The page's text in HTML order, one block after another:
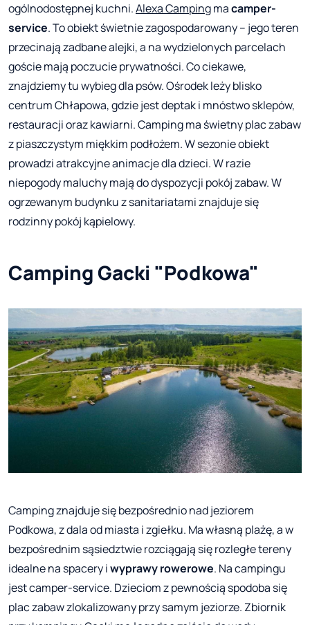
ogólnodostępnej kuchni.Alexa Campingmacamper-
service. To obiekt świetnie zagospodarowany – jego teren
przecinają zadbane alejki, a na wydzielonych parcelach
goście mają poczucie prywatności. Co ciekawe,
znajdziemy tu wybieg dla psów. Ośrodek leży blisko
centrum Chłapowa, gdzie jest deptak i mnóstwo sklepów,
restauracji oraz kawiarni. Camping ma świetny plac zabaw
z piaszczystym miękkim podłożem. W sezonie obiekt
prowadzi atrakcyjne animacje dla dzieci. W razie
niepogody maluchy mają do dyspozycji pokój zabaw. W
ogrzewanym budynku z sanitariatami znajduje się
rodzinny pokój kąpielowy.
Camping Gacki "Podkowa"
Camping znajduje się bezpośrednio nad jeziorem
Podkowa, z dala od miasta i zgiełku. Ma własną plażę, a w
bezpośrednim sąsiedztwie rozciągają się rozległe tereny
idealne na spacery iwyprawy rowerowe. Na campingu
jest camper-service. Dzieciom z pewnością spodoba się
plac zabaw zlokalizowany przy samym jeziorze. Zbiornik